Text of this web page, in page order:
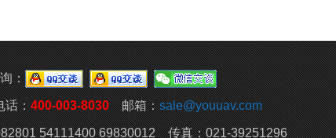
：
话：400-003-8030邮箱：sale@youuav.com
54111400 69830012 传真：021-39251296